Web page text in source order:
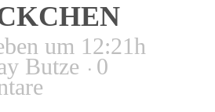
um 12:21h
Butze 0